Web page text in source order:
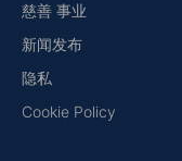
慈善 事业
新闻发布
隐私
Cookie Policy